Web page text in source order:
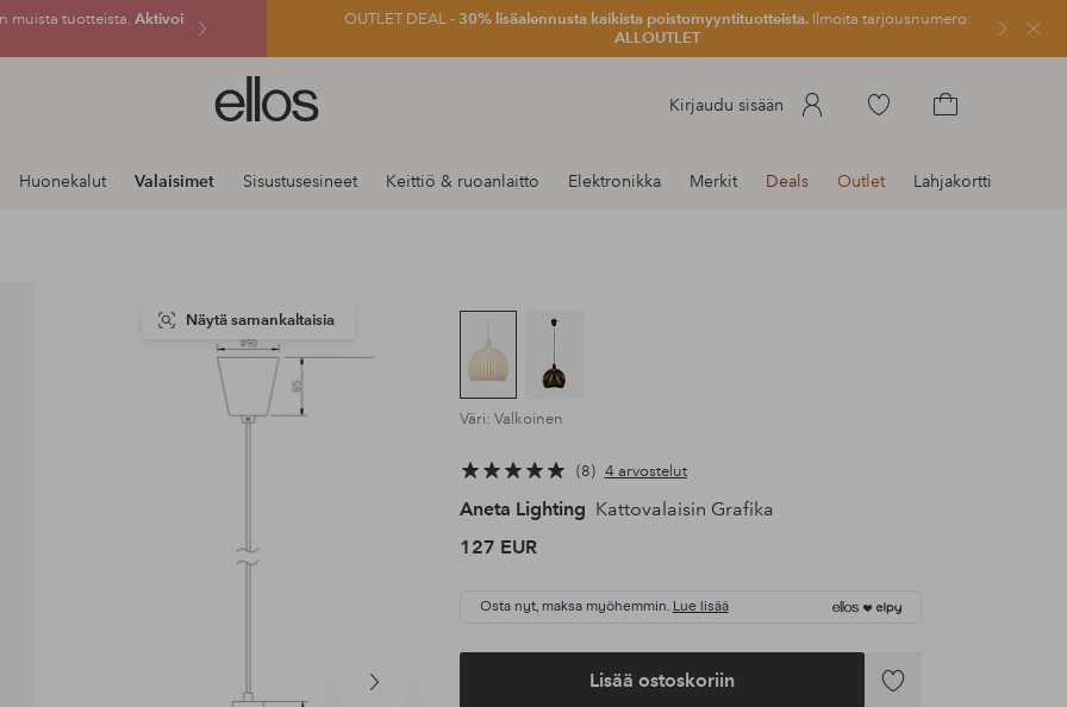
muista tuotteista. Aktivoi
OUTLET DEAL -30% lisäalennusta kaikista poistomyyntituotteista.Ilmoita tarjousnumero:
ALLOUTLET
Sulje
Ellos-
logo
siirry
Kirjaudu sisään
Siirry
Huonekalut Valaisimet Sisustusesineet Keittiö & ruoanlaitto Elektronikka Merkit Deals Outlet Lahjakortti
Seuraava
Näytä samankaltaisia
Väri: Valkoinen
8 4 arvostelut
Aneta Lighting Kattovalaisin Grafika
127 EUR
Osta nyt, maksa myöhemmin. Lue lisää
Lisää ostoskoriin
Lisää